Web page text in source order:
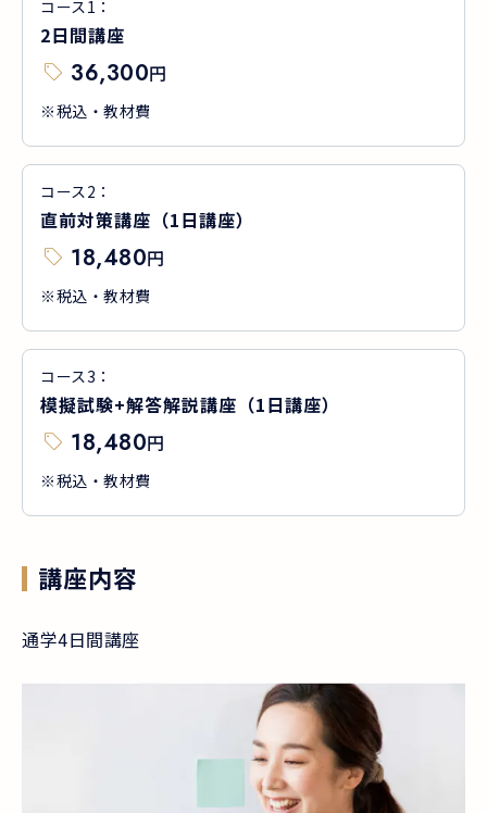
コース 1 ：
2日間講座
36,300円
※税込・教材費
コース 2 ：
直前対策講座（1日講座）
18,480円
※税込・教材費
コース3 ：
模擬試験+解答解説講座（1日講座）
18,480円
※税込・教材費
講座内容
通学4日間講座